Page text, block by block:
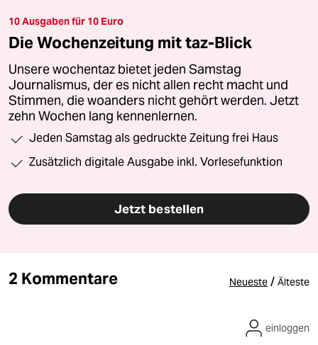
10 Ausgaben für 10 Euro
Die Wochenzeitung mit taz-Blick
Unsere wochentaz bietet jeden Samstag
Journalismus, der es nicht allen recht macht und
Stimmen, die woanders nicht gehört werden. Jetzt
zehn Wochen lang kennenlernen.
Jeden Samstag als gedruckte Zeitung frei Haus
Zusätzlich digitale Ausgabe inkl. Vorlesefunktion
Jetzt bestellen
2 Kommentare Neueste / Älteste
einloggen